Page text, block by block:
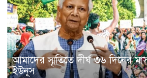
আমাদের স্মৃতিতে দীর্ঘ ৩৬ দিনের
ইউনূস